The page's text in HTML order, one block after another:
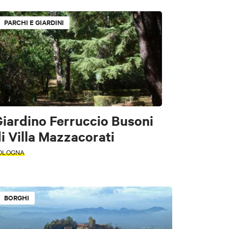
PARCHI E GIARDINI
Ferruccio Busoni
Villa Mazzacorati
BORGHI
e Giardini
e teatri